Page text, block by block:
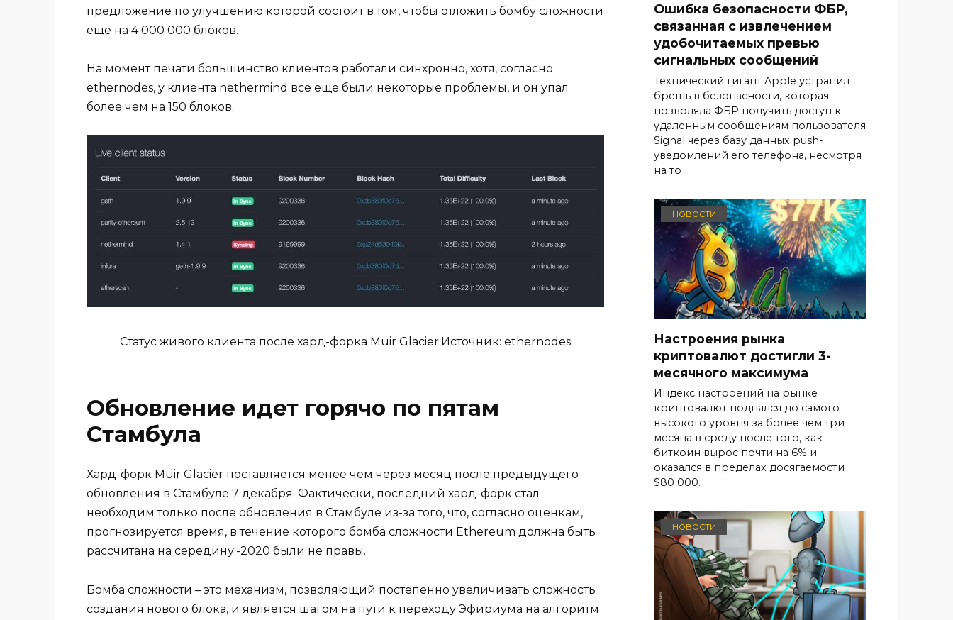
предложение по улучшению которой состоит в том, чтобы отложить бомбу сложности
еще на 4 000 000 блоков.
На момент печати большинство клиентов работали синхронно, хотя, согласно
ethernodes, у клиента nethermind все еще были некоторые проблемы, и он упал
более чем на 150 блоков.
Статус живого клиента после хард-форка Muir Glacier.Источник: ethernodes
Обновление идет горячо по пятам
Стамбула
Хард-форк Muir Glacier поставляется менее чем через месяц после предыдущего
обновления в Стамбуле 7 декабря. Фактически, последний хард-форк стал
необходим только после обновления в Стамбуле из-за того, что, согласно оценкам,
прогнозируется время, в течение которого бомба сложности Ethereum должна быть
рассчитана на середину.-2020 были не правы.
Бомба сложности – это механизм, позволяющий постепенно увеличивать сложность
создания нового блока, и является шагом на пути к переходу Эфириума на алгоритм
Ошибка безопасности ФБР,
связанная с извлечением
удобочитаемых превью
сигнальных сообщений
Технический гигант Apple устранил
брешь в безопасности, которая
позволяла ФБР получить доступ к
удаленным сообщениям пользователя
Signal через базу данных push-
уведомлений его телефона, несмотря
на то
НОВОСТИ
Настроения рынка
криптовалют достигли 3-
месячного максимума
Индекс настроений на рынке
криптовалют поднялся до самого
высокого уровня за более чем три
месяца в среду после того, как
биткоин вырос почти на 6% и
оказался в пределах досягаемости
$80 000.
НОВОСТИ